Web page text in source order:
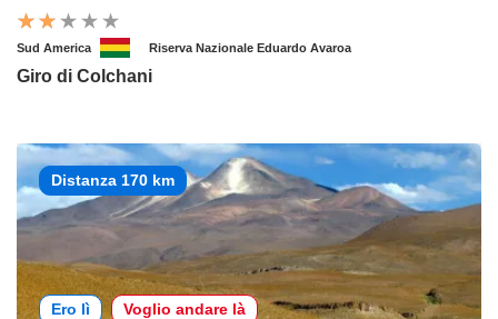
Sud America Riserva Nazionale Eduardo Avaroa
Giro di Colchani
Distanza 170 km
Ero lì Voglio andare là